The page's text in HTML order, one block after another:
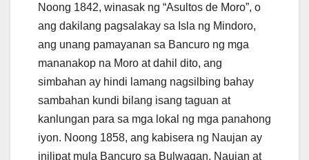
Noong 1842, winasak ng “Asultos de Moro”, o
ang dakilang pagsalakay sa Isla ng Mindoro,
ang unang pamayanan sa Bancuro ng mga
mananakop na Moro at dahil dito, ang
simbahan ay hindi lamang nagsilbing bahay
sambahan kundi bilang isang taguan at
kanlungan para sa mga lokal ng mga panahong
iyon. Noong 1858, ang kabisera ng Naujan ay
inilipat mula Bancuro sa Bulwagan, Naujan at